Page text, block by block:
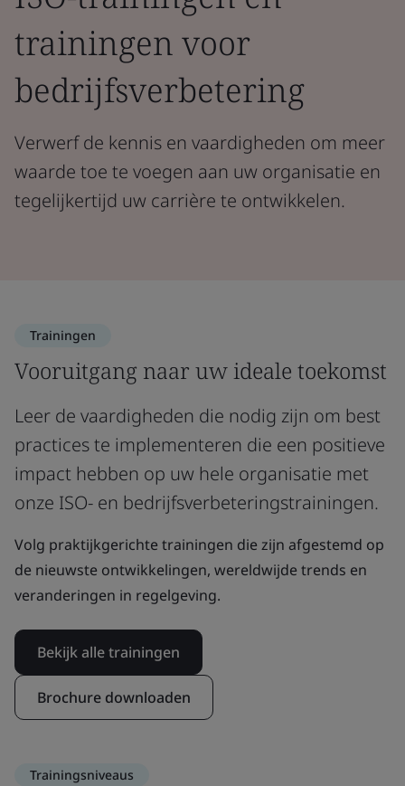
trainingen voor
bedrijfsverbetering
Verwerf de kennis en vaardigheden om meer
waarde toe te voegen aan uw organisatie en
tegelijkertijd uw carrière te ontwikkelen.
Trainingen
Vooruitgang naar uw ideale toekomst
Leer de vaardigheden die nodig zijn om best
practices te implementeren die een positieve
impact hebben op uw hele organisatie met
onze ISO- en bedrijfsverbeteringstrainingen.
Volg praktijkgerichte trainingen die zijn afgestemd op
de nieuwste ontwikkelingen, wereldwijde trends en
veranderingen in regelgeving.
Bekijk alle trainingen
Brochure downloaden
Trainingsniveaus